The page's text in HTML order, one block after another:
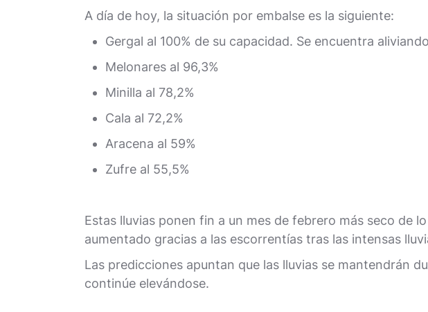
A día de hoy, la situación por embalse es la siguiente:
Gergal al 100% de su capacidad. Se encuentra
Melonares al 96,3%
Minilla al 78,2%
Cala al 72,2%
Aracena al 59%
Zufre al 55,5%
Estas lluvias ponen fin a un mes de febrero más seco de
aumentado gracias a las escorrentías tras las intensas
Las predicciones apuntan que las lluvias se mantendrán
continúe elevándose.